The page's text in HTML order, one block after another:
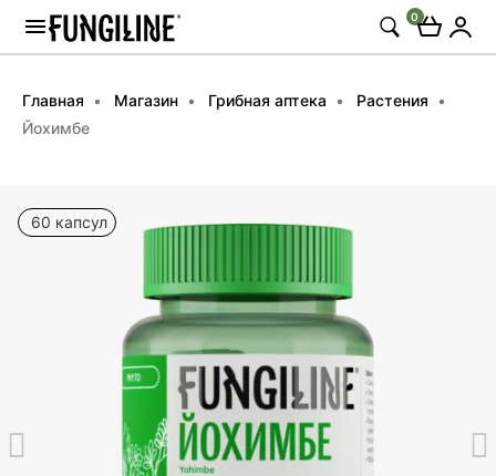
0
Главная Магазин Грибная аптека
Растения
Йохимбе
60 капсул